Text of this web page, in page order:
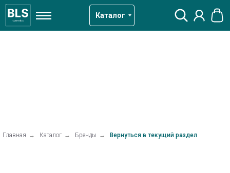
Каталог
Главная → Каталог → Бренды → Вернуться в текущий раздел